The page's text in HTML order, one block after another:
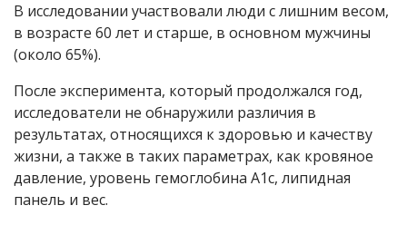
В исследовании участвовали люди с лишним весом,
в возрасте 60 лет и старше, в основном мужчины
(около 65%).
После эксперимента, который продолжался год,
исследователи не обнаружили различия в
результатах, относящихся к здоровью и качеству
жизни, а также в таких параметрах, как кровяное
давление, уровень гемоглобина A1c, липидная
панель и вес.